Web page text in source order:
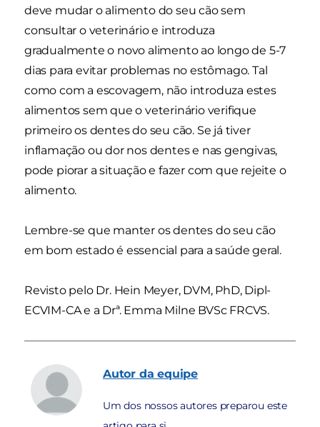
deve mudar o alimento do seu cão sem
consultar o veterinário e introduza
gradualmente o novo alimento ao longo de 5-7
dias para evitar problemas no estômago. Tal
como com a escovagem, não introduza estes
alimentos sem que o veterinário verifique
primeiro os dentes do seu cão. Se já tiver
inflamação ou dor nos dentes e nas gengivas,
pode piorar a situação e fazer com que rejeite o
alimento.
Lembre-se que manter os dentes do seu cão
em bom estado é essencial para a saúde geral.
Revisto pelo Dr. Hein Meyer, DVM, PhD, Dipl-
ECVIM-CA e a Drª. Emma Milne BVSc FRCVS.
Autor da equipe
Um dos nossos autores preparou este